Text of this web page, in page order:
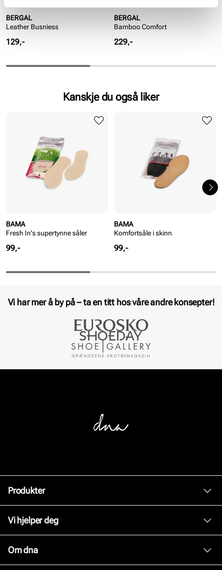
BERGAL
Leather Busniess
Pris
129,-
BERGAL
Bamboo Comfort
Pris
229,-
Kanskje du også liker
BAMA
Fresh In's supertynne såler
Pris
99,-
BAMA
Komfortsåle i skinn
Pris
99,-
Vi har mer å by på – ta en titt hos våre andre konsepter!
Produkter
Tilbehør
Vi hjelper deg
Om dna